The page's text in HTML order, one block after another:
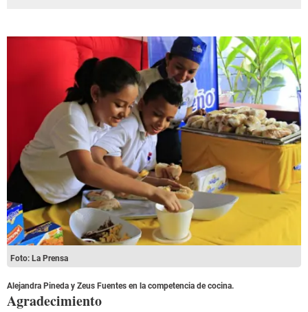
Foto: La Prensa
Alejandra Pineda y Zeus Fuentes en la competencia de cocina.
Agradecimiento